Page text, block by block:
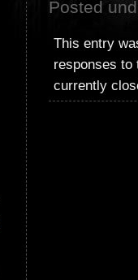
Posted
This entry
responses
currently